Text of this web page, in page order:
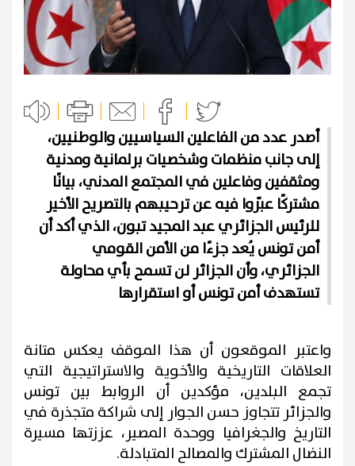
أصدر عدد من الفاعلين السياسيين والوطنيين،
إلى جانب منظمات وشخصيات برلمانية ومدنية
ومثقفين وفاعلين في المجتمع المدني، بيانًا
مشتركًا عبّروا فيه عن ترحيبهم بالتصريح الأخير
للرئيس الجزائري عبد المجيد تبون، الذي أكد أن
أمن تونس يُعد جزءًا من الأمن القومي
الجزائري، وأن الجزائر لن تسمح بأي محاولة
تستهدف أمن تونس أو استقرارها
واعتبر الموقعون أن هذا الموقف يعكس متانة
العلاقات التاريخية والأخوية والاستراتيجية التي
تجمع البلدين، مؤكدين أن الروابط بين تونس
والجزائر تتجاوز حسن الجوار إلى شراكة متجذرة في
التاريخ والجغرافيا ووحدة المصير، عززتها مسيرة
النضال المشترك والمصالح المتبادلة.